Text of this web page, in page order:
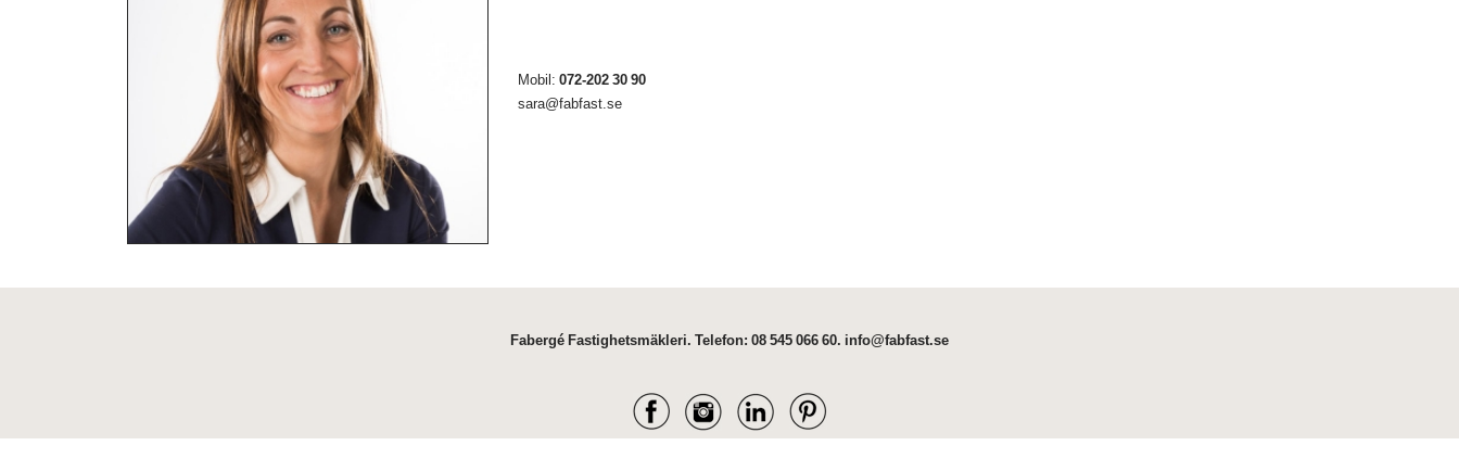
Mobil:072-202 30 90
sara@fabfast.se
Fabergé Fastighetsmäkleri. Telefon: 08 545 066 60. info@fabfast.se